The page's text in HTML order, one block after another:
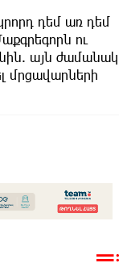
դեմ առ դեմ
ու
այն ժամանակ
մրցավարների